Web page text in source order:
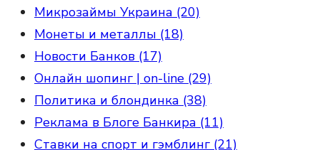
Микрозаймы Украина (20)
Монеты и металлы (18)
Новости Банков (17)
Онлайн шопинг | on-line (29)
Политика и блондинка (38)
Реклама в Блоге Банкира (11)
Ставки на спорт и гэмблинг (21)